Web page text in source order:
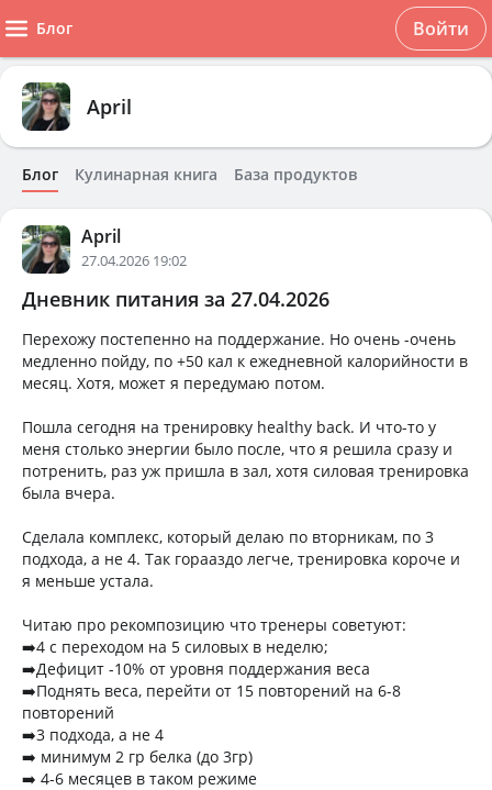
Блог Войти
April
Блог Кулинарная книга База продуктов
April
27.04.2026 19:02
Дневник питания за 27.04.2026
Перехожу постепенно на поддержание. Но очень -очень
медленно пойду, по +50 кал к ежедневной калорийности в
месяц. Хотя, может я передумаю потом.
Пошла сегодня на тренировку healthy back. И что-то у
меня столько энергии было после, что я решила сразу и
потренить, раз уж пришла в зал, хотя силовая тренировка
была вчера.
Сделала комплекс, который делаю по вторникам, по 3
подхода, а не 4. Так горааздо легче, тренировка короче и
я меньше устала.
Читаю про рекомпозицию что тренеры советуют:
➡️4 с переходом на 5 силовых в неделю;
➡️Дефицит -10% от уровня поддержания веса
➡️Поднять веса, перейти от 15 повторений на 6-8
повторений
➡️3 подхода, а не 4
➡️ минимум 2 гр белка (до 3гр)
➡️ 4-6 месяцев в таком режиме